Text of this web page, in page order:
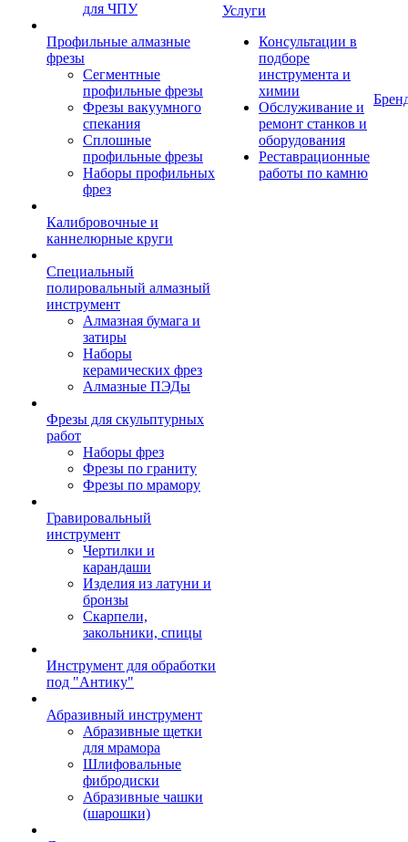
для ЧПУ
Профильные алмазные
фрезы
Сегментные
профильные фрезы
Фрезы вакуумного
спекания
Сплошные
профильные фрезы
Наборы профильных
фрез
Калибровочные и
каннелюрные круги
Специальный
полировальный алмазный
инструмент
Алмазная бумага и
затиры
Наборы
керамических фрез
Алмазные ПЭДы
Фрезы для скульптурных
работ
Наборы фрез
Фрезы по граниту
Фрезы по мрамору
Гравировальный
инструмент
Чертилки и
карандаши
Изделия из латуни и
бронзы
Скарпели,
закольники, спицы
Инструмент для обработки
под "Антику"
Абразивный инструмент
Абразивные щетки
для мрамора
Шлифовальные
фибродиски
Абразивные чашки
(шарошки)
Услуги
Консультации в
подборе
инструмента и
химии
Обслуживание и
ремонт станков и
оборудования
Реставрационные
работы по камню